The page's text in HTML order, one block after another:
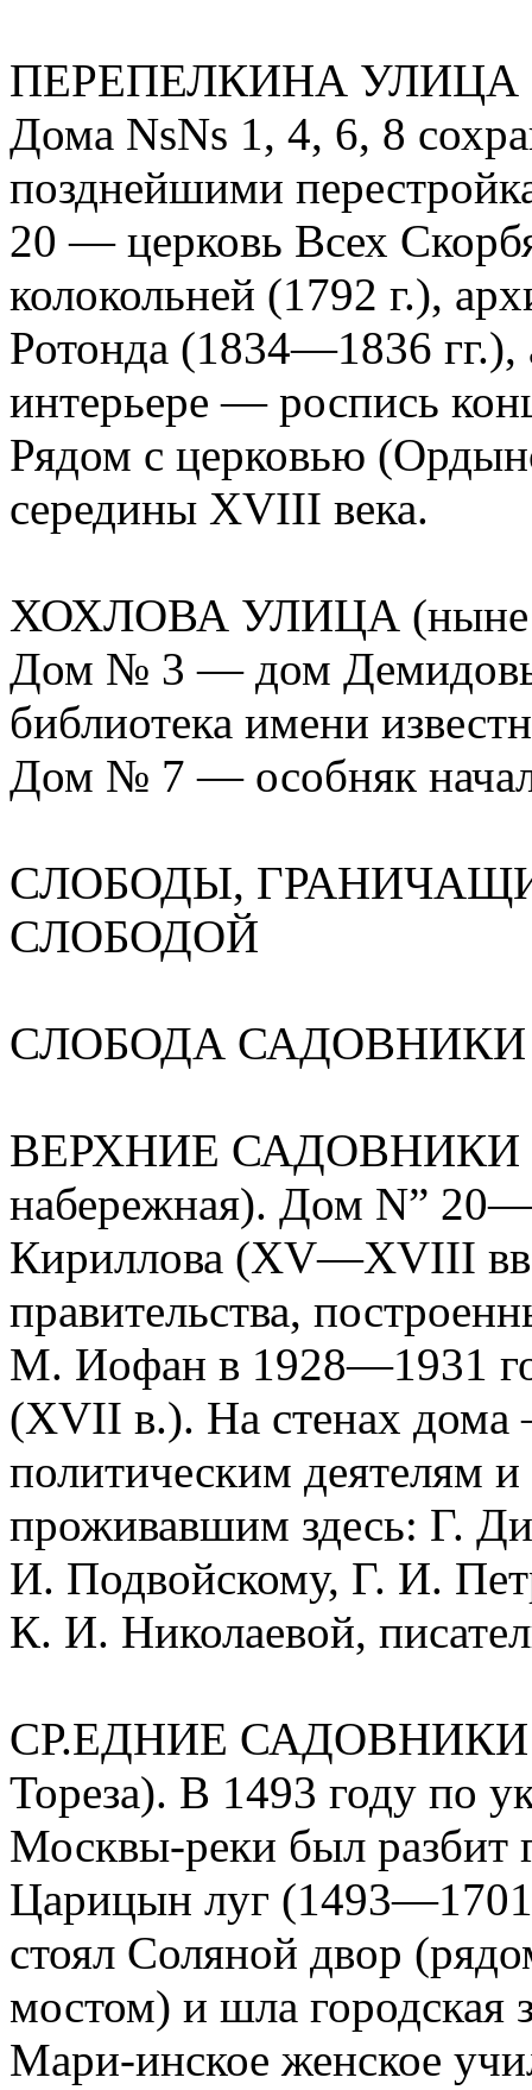
ПЕРЕПЕЛКИНА УЛИЦА
Дома NsNs 1, 4, 6, 8
позднейшими
20 — церковь Всех
колокольней (1792 г.),
Ротонда (1834—1836
интерьере — роспись
Рядом с церковью
середины XVIII века.
ХОХЛОВА УЛИЦА (ныне
Дом № 3 — дом
библиотека имени
Дом № 7 — особняк
СЛОБОДЫ,
СЛОБОДОЙ
СЛОБОДА САДОВНИКИ
ВЕРХНИЕ САДОВНИКИ
набережная). Дом N”
Кириллова (XV—XVIII
правительства,
М. Иофан в 1928—1931
(XVII в.). На стенах
политическим деятелям и
проживавшим здесь: Г.
И. Подвойскому, Г. И.
К. И. Николаевой,
СР.ЕДНИЕ САДОВНИКИ
Тореза). В 1493 году по
Москвы-реки был разбит
Царицын луг
стоял Соляной двор
мостом) и шла
Мари-инское женское